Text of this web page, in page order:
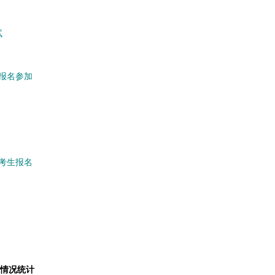
名参加
生报名
况统计